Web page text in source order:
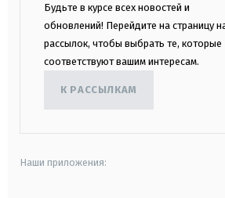
Будьте в курсе всех новостей и
обновлений! Перейдите на страницу
рассылок, чтобы выбрать те, которые
соответствуют вашим интересам.
К РАССЫЛКАМ
Наши приложения: